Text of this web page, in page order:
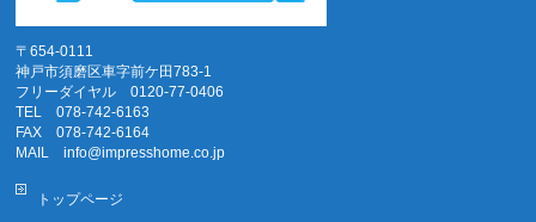
〒654-0111
神戸市須磨区車字前ケ田783-1
フリーダイヤル 0120-77-0406
TEL 078-742-6163
FAX 078-742-6164
MAIL info@impresshome.co.jp
トップページ